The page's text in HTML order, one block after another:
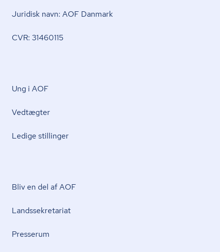
Juridisk navn: AOF Danmark
CVR: 31460115
Ung i AOF
Vedtægter
Ledige stillinger
Bliv en del af AOF
Lands­se­kre­ta­ri­at
Presserum